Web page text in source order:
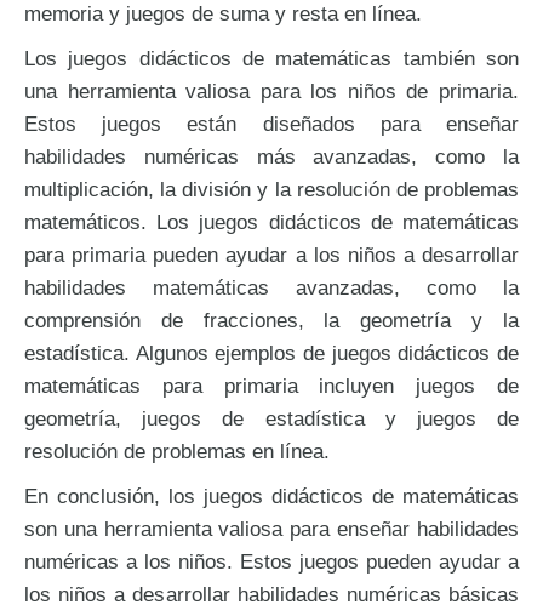
memoria y juegos de suma y resta en línea.
Los juegos didácticos de matemáticas también son
una herramienta valiosa para los niños de primaria.
Estos juegos están diseñados para enseñar
habilidades numéricas más avanzadas, como la
multiplicación, la división y la resolución de problemas
matemáticos. Los juegos didácticos de matemáticas
para primaria pueden ayudar a los niños a desarrollar
habilidades matemáticas avanzadas, como la
comprensión de fracciones, la geometría y la
estadística. Algunos ejemplos de juegos didácticos de
matemáticas para primaria incluyen juegos de
geometría, juegos de estadística y juegos de
resolución de problemas en línea.
En conclusión, los juegos didácticos de matemáticas
son una herramienta valiosa para enseñar habilidades
numéricas a los niños. Estos juegos pueden ayudar a
los niños a desarrollar habilidades numéricas básicas